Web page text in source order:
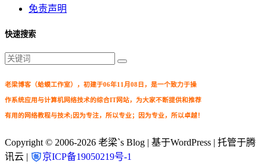
免责声明
快速搜索
老梁博客（蛤蟆工作室），初建于06年11月08日，是一个致力于操
作系统应用与计算机网络技术的综合IT网站，为大家不断提供和推荐
有用的网络教程与技术;因为专注，所以专业；因为专业，所以卓越！
Copyright © 2006-2026 老梁`s Blog | 基于WordPress | 托管于腾
讯云 |
京ICP备19050219号-1